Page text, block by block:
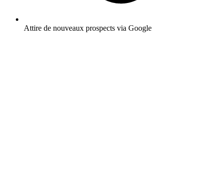
Attire de nouveaux prospects via Google